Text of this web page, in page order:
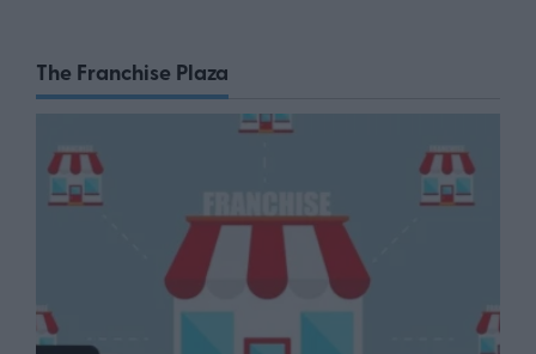
The Franchise Plaza